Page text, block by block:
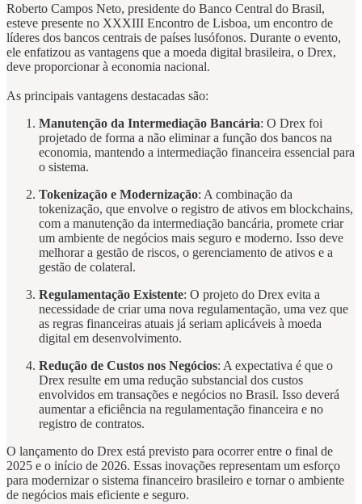
Roberto Campos Neto, presidente do Banco Central do Brasil,
esteve presente no XXXIII Encontro de Lisboa, um encontro de
líderes dos bancos centrais de países lusófonos. Durante o evento,
ele enfatizou as vantagens que a moeda digital brasileira, o Drex,
deve proporcionar à economia nacional.
As principais vantagens destacadas são:
Manutenção da Intermediação Bancária: O Drex foi
projetado de forma a não eliminar a função dos bancos na
economia, mantendo a intermediação financeira essencial para
o sistema.
Tokenização e Modernização: A combinação da
tokenização, que envolve o registro de ativos em blockchains,
com a manutenção da intermediação bancária, promete criar
um ambiente de negócios mais seguro e moderno. Isso deve
melhorar a gestão de riscos, o gerenciamento de ativos e a
gestão de colateral.
Regulamentação Existente: O projeto do Drex evita a
necessidade de criar uma nova regulamentação, uma vez que
as regras financeiras atuais já seriam aplicáveis à moeda
digital em desenvolvimento.
Redução de Custos nos Negócios: A expectativa é que o
Drex resulte em uma redução substancial dos custos
envolvidos em transações e negócios no Brasil. Isso deverá
aumentar a eficiência na regulamentação financeira e no
registro de contratos.
O lançamento do Drex está previsto para ocorrer entre o final de
2025 e o início de 2026. Essas inovações representam um esforço
para modernizar o sistema financeiro brasileiro e tornar o ambiente
de negócios mais eficiente e seguro.